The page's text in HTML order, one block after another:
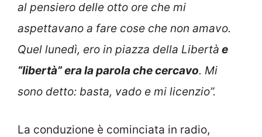
al pensiero delle otto ore che mi
aspettavano a fare cose che non amavo.
Quel lunedì, ero in piazza della Libertà e
“libertà” era la parola che cercavo. Mi
sono detto: basta, vado e mi licenzio”.
La conduzione è cominciata in radio,